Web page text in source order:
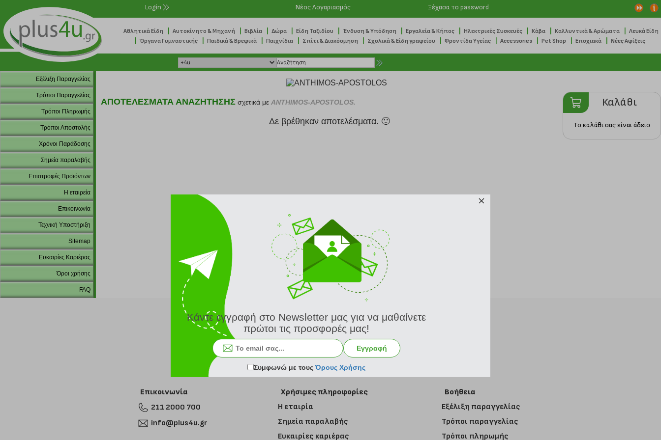
Login Νέος Λογαριασμός Ξέχασα το password
Αθλητικά Είδη Αυτοκίνητο & Μηχανή Βιβλία Δώρα Είδη Ταξιδίου Ένδυση & Υπόδηση Εργαλεία & Κήπος Ηλεκτρικές Συσκευές Κάβα Καλλυντικά & Αρώματα Λευκά Είδη
Όργανα Γυμναστικής Παιδικά & Βρεφικά Παιχνίδια Σπίτι & Διακόσμηση Σχολικά & Είδη γραφείου Φροντίδα Υγείας Accessories Pet Shop Εποχιακά Νέες Αφίξεις
Εξέλιξη Παραγγελίας
Τρόποι Παραγγελίας
Τρόποι Πληρωμής
Τρόποι Αποστολής
Χρόνοι Παράδοσης
Σημεία παραλαβής
Επιστροφές Προϊόντων
Η εταιρεία
Επικοινωνία
Τεχνική Υποστήριξη
Sitemap
Ευκαιρίες Καριέρας
Όροι χρήσης
FAQ
ΑΠΟΤΕΛΕΣΜΑΤΑ ΑΝΑΖΗΤΗΣΗΣ σχετικά με ANTHIMOS-APOSTOLOS.
Δε βρέθηκαν αποτελέσματα. 🙁
Καλάθι
Το καλάθι σας είναι άδειο
Εγγραφή στο newsletter
Επικοινωνία
211 2000 700
info@plus4u.gr
Χρήσιμες πληροφορίες
Η εταιρία
Σημεία παραλαβής
Ευκαιρίες καριέρας
Βοήθεια
Εξέλιξη παραγγελίας
Τρόποι παραγγελίας
Τρόποι πληρωμής
Κάντε εγγραφή στο Newsletter μας για να μαθαίνετε
πρώτοι τις προσφορές μας!
Εγγραφή
Συμφωνώ με τουςΌρους Χρήσης